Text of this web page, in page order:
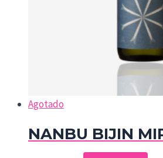
Agotado
NANBU BIJIN